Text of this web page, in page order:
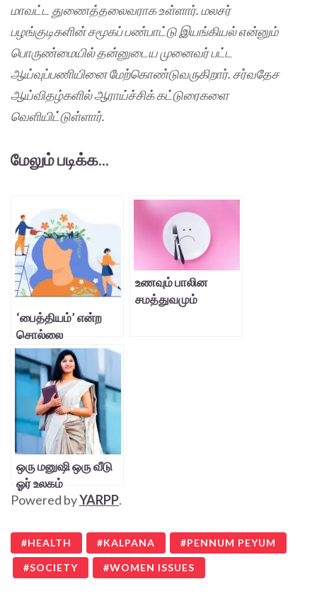
மாவட்ட துணைத்தலைவராக உள்ளார். மலசர்
பழங்குடிகளின் சமூகப் பண்பாட்டு இயங்கியல் என்னும்
பொருண்மையில் தன்னுடைய முனைவர் பட்ட
ஆய்வுப்பணியினை மேற்கொண்டுவருகிறார். சர்வதேச
ஆய்விதழ்களில் ஆராய்ச்சிக் கட்டுரைகளை
வெளியிட்டுள்ளார்.
மேலும் படிக்க...
‘பைத்தியம்’ என்ற
சொல்லை
பயன்படுத்தலாமா?
உணவும் பாலின
சமத்துவமும்
ஒரு மனுஷி ஒரு வீடு
ஓர் உலகம்
Powered byYARPP.
HEALTH KALPANA PENNUM PEYUM
SOCIETY WOMEN ISSUES